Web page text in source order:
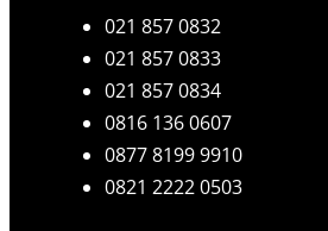
021 857 0832
021 857 0833
021 857 0834
0816 136 0607
0877 8199 9910
0821 2222 0503